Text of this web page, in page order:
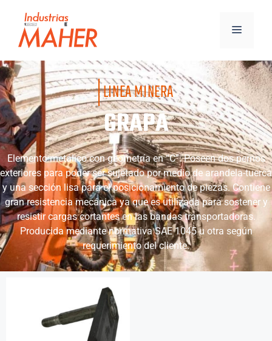
LINEA MINERA
GRAPA
Elemento metálico con geometría en “C”. Poseen dos pernos
exteriores para poder ser sujetado por medio de arandela-tuerca
y una sección lisa para el posicionamiento de piezas. Contiene
gran resistencia mecánica ya que es utilizada para sostener y
resistir cargas cortantes en las bandas transportadoras.
Producida mediante normativa SAE 1045 u otra según
requerimiento del cliente.